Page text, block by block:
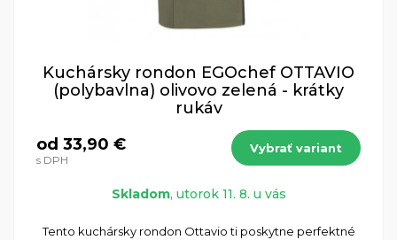
Kuchársky rondon EGOchef OTTAVIO
(polybavlna) olivovo zelená - krátky
rukáv
od 33,90 €
s DPH
Vybrať variant
Skladom, utorok 11. 8. u vás
​Tento kuchársky rondon Ottavio ti poskytne perfektné